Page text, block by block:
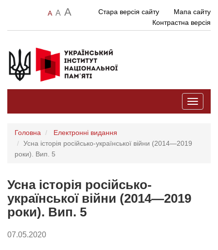
A A A Стара версія сайту
Мапа сайту
Контрастна версія
Toggle
Головна
Електронні видання
Усна історія російсько-української війни (2014—2019
роки). Вип. 5
Усна історія російсько-
української війни (2014—2019
роки). Вип. 5
07.05.2020